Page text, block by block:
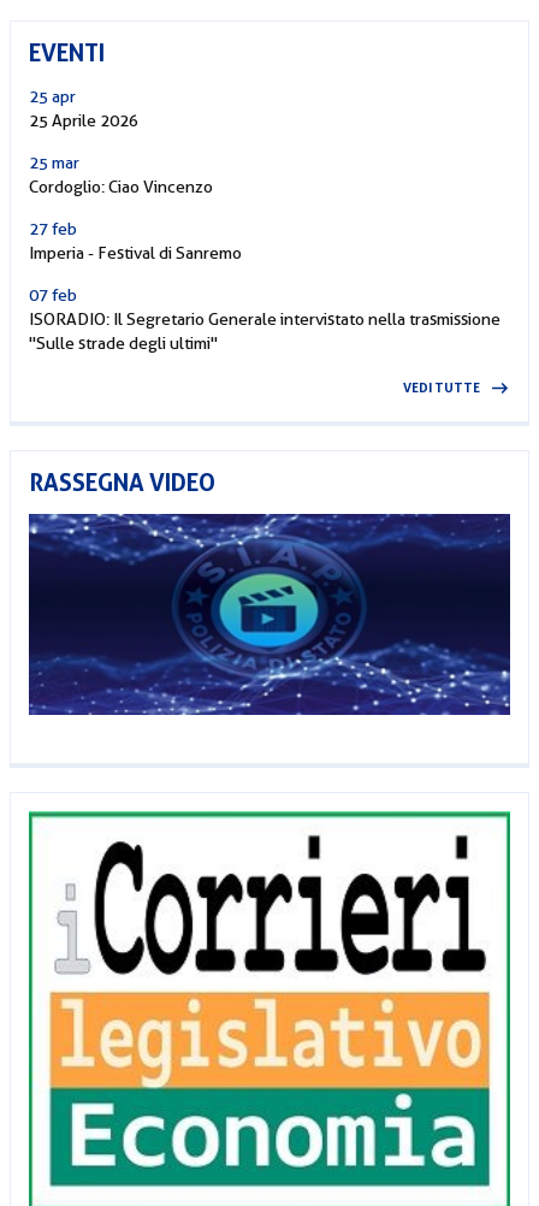
EVENTI
25 apr
25 Aprile 2026
25 mar
Cordoglio: Ciao Vincenzo
27 feb
Imperia - Festival di Sanremo
07 feb
ISORADIO: Il Segretario Generale intervistato nella trasmissione
"Sulle strade degli ultimi"
VEDI TUTTE
RASSEGNA VIDEO